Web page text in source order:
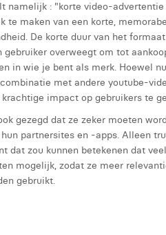
namelijk : "korte video-
te maken van een korte,
De korte duur van het
overweegt om tot
in wie je bent als merk. Hoewel
met andere youtube-
impact op gebruikers te
gezegd dat ze zeker moeten
partnersites en -apps. Alleen
dat zou kunnen betekenen dat
mogelijk, zodat ze meer
gebruikt.